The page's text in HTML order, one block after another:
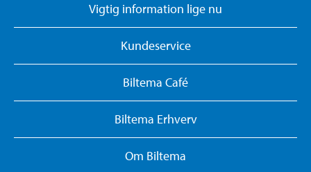
Vigtig information lige nu
Kundeservice
Biltema Café
Biltema Erhverv
Om Biltema